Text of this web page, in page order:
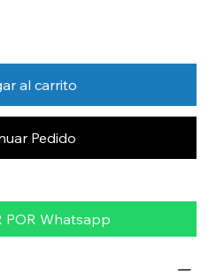
al carrito
Pedido
POR Whatsapp